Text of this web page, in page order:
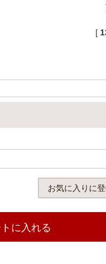
[
お気に入りに
に入れる